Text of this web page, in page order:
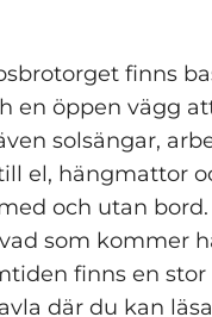
finns
en öppen vägg
solsängar,
el, hängmattor
och utan
som kommer
finns en stor
där du kan